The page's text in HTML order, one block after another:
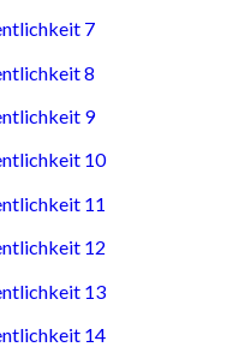
7
8
9
10
11
12
13
14